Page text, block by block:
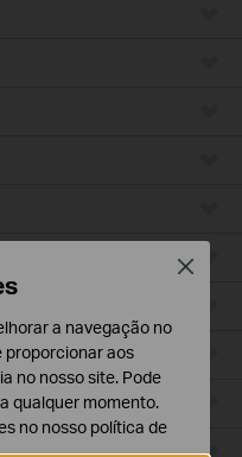
a navegação no
proporcionar aos
no nosso site. Pode
qualquer momento.
no nosso política de
Close